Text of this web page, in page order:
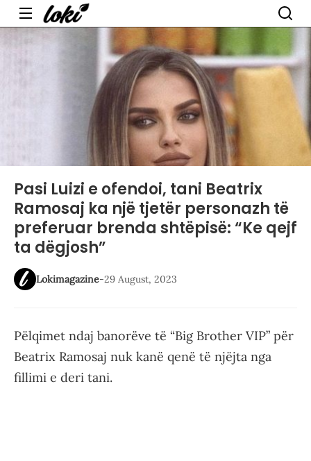
Menu
Pasi Luizi e ofendoi, tani Beatrix
Ramosaj ka një tjetër personazh të
preferuar brenda shtëpisë: “Ke qejf
ta dëgjosh”
Lokimagazine-29 August, 2023
Pëlqimet ndaj banorëve të “Big Brother VIP” për
Beatrix Ramosaj nuk kanë qenë të njëjta nga
fillimi e deri tani.